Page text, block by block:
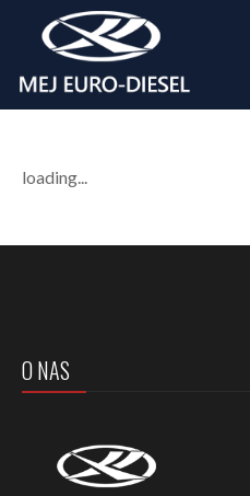
loading...
O NAS